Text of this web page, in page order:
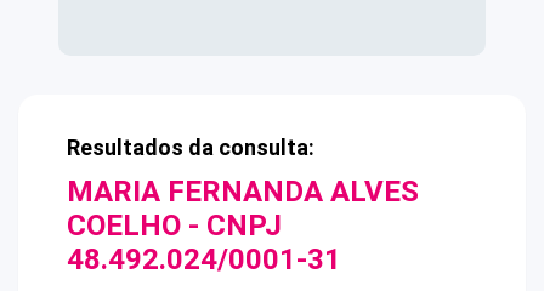
Resultados da consulta:
MARIA FERNANDA ALVES
COELHO - CNPJ
48.492.024/0001-31